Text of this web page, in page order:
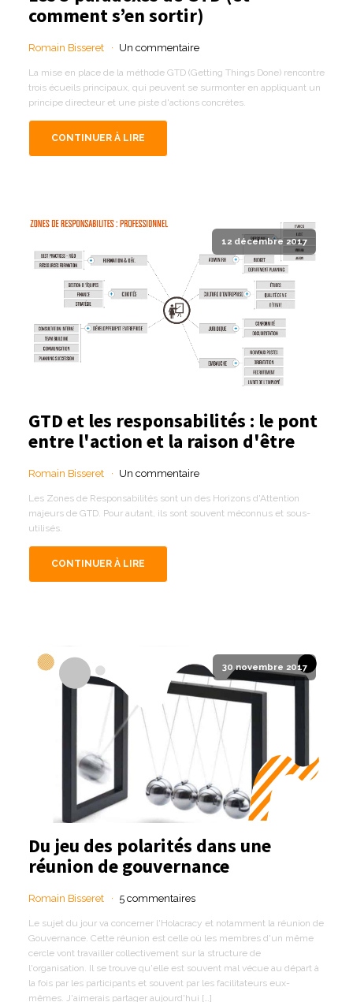
comment s’en sortir)
Romain Bisseret Un commentaire
La mise en place de la méthode GTD (Getting Things Done) rencontre
trois écueils principaux, qui peuvent se surmonter en appliquant un
principe directeur et une piste d'actions concrètes.
CONTINUER À LIRE
12 décembre 2017
GTD et les responsabilités : le pont
entre l'action et la raison d'être
Romain Bisseret Un commentaire
Les Zones de Responsabilités sont un des Horizons d'Attention
majeurs de GTD. Pour autant, ils sont souvent méconnus et sous-
utilisés.
CONTINUER À LIRE
30 novembre 2017
Du jeu des polarités dans une
réunion de gouvernance
Romain Bisseret 5 commentaires
Le sujet du jour va concerner l'Holacracy et notamment la réunion de
Gouvernance. Cette réunion est celle où les membres d'un même
cercle vont travailler collectivement sur la structure de
l'organisation. Il se trouve qu'elle est souvent mal vécue au départ à
la fois par les participants et souvent par les facilitateurs eux-
mêmes. J'aimerais partager aujourd'hui […]